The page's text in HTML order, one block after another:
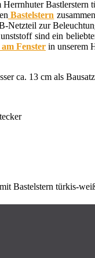
Herrnhuter Bastlerstern
Bastelstern
zur
sind ein
Fenster in unserem
ca. 13 cm als Bausatz
Bastelstern türkis-